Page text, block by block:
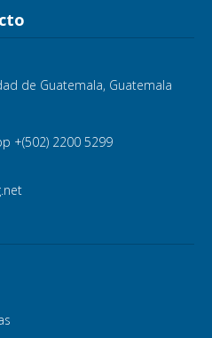
de Guatemala, Guatemala
+(502) 2200 5299